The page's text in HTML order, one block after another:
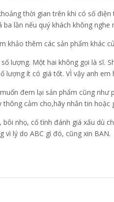
thời gian trên khi có số
ba lần nếu quý khách không nghe
khảo thêm các sản phẩm khác
lượng. Một hai không gọi là sĩ.
lượng ít có giá tốt. VÌ vậy anh
đem lại sản phẩm cũng
thông cảm cho,hãy nhắn tin
nhọ, cố tình đánh giá xấu dù
vì lý do ABC gì đó, cũng xin BAN.